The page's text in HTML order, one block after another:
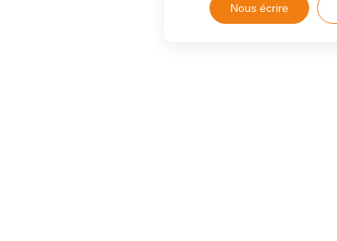
Nous écrire